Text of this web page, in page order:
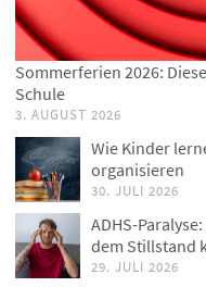
Sommerferien 2026:
Schule
3. AUGUST 2026
Wie Kinder
organisieren
30. JULI 2026
ADHS-
dem Stillstand
29. JULI 2026